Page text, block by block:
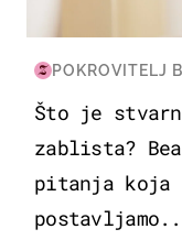
POKROVITELJ
Što je
zablista?
pitanja koja